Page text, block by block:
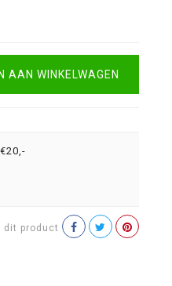
AAN WINKELWAGEN
dit product